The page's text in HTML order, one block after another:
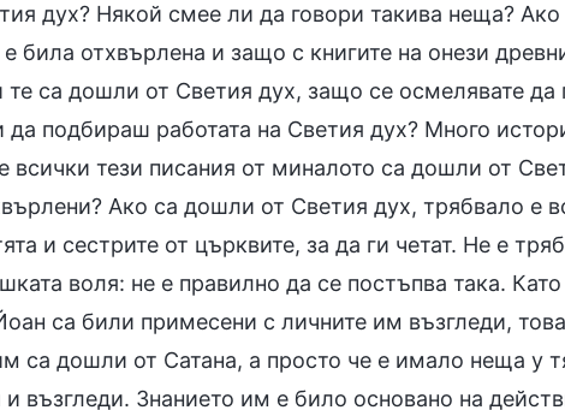
дух? Някой смее ли да говори такива неща?
била отхвърлена и защо с книгите на онези
са дошли от Светия дух, защо се осмелявате да
подбираш работата на Светия дух? Много
тези писания от миналото са дошли от
Ако са дошли от Светия дух, трябвало е
и сестрите от църквите, за да ги четат. Не е
воля: не е правилно да се постъпва така.
са били примесени с личните им възгледи,
са дошли от Сатана, а просто че е имало неща у
възгледи. Знанието им е било основано на